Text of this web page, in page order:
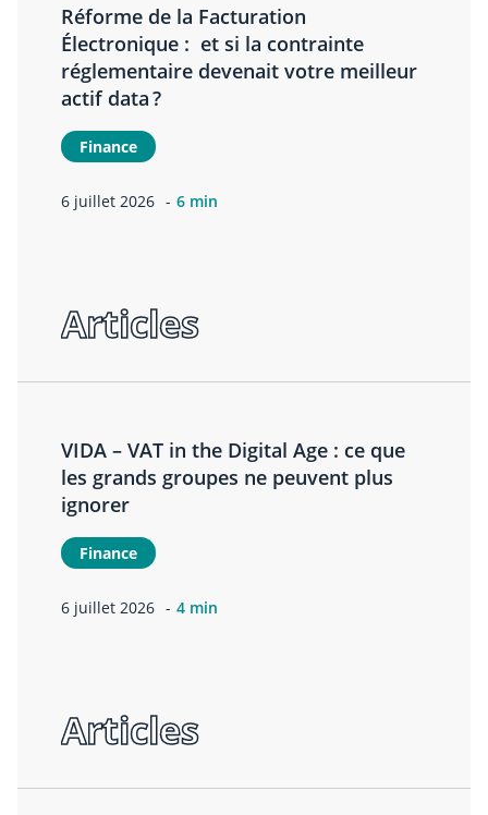
Réforme de la Facturation
Électronique : et si la contrainte
réglementaire devenait votre meilleur
actif data ?
Finance
6 juillet 2026 6 min
Articles
VIDA – VAT in the Digital Age : ce que
les grands groupes ne peuvent plus
ignorer
Finance
6 juillet 2026 4 min
Articles